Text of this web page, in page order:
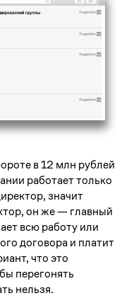
в 12 млн рублей
работает только
значит
он же — главный
всю работу или
договора и платит
что это
перегонять
нельзя.